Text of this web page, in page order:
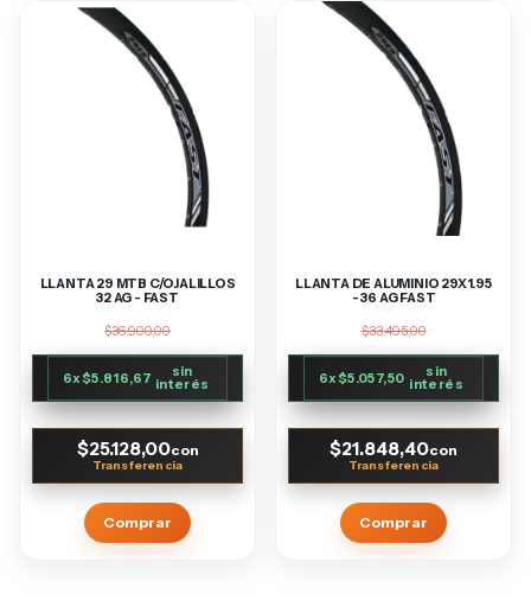
LLANTA 29 MTB C/OJALILLOS
32 AG - FAST
$36.900,00
6x$5.816,67 sin
interés
$25.128,00con
Comprar
LLANTA DE ALUMINIO 29X1.95
- 36 AG FAST
$33.495,00
6x$5.057,50 sin
interés
$21.848,40con
Comprar